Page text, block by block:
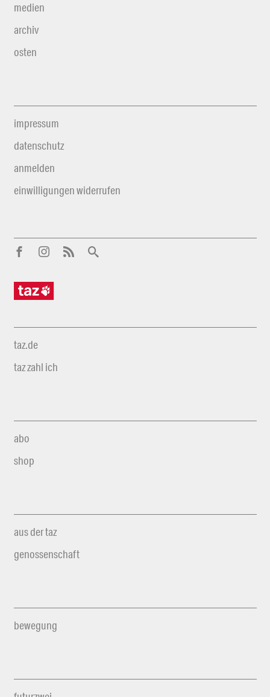
medien
archiv
osten
impressum
datenschutz
anmelden
einwilligungen widerrufen
taz.de
taz zahl ich
abo
shop
aus der taz
genossenschaft
bewegung